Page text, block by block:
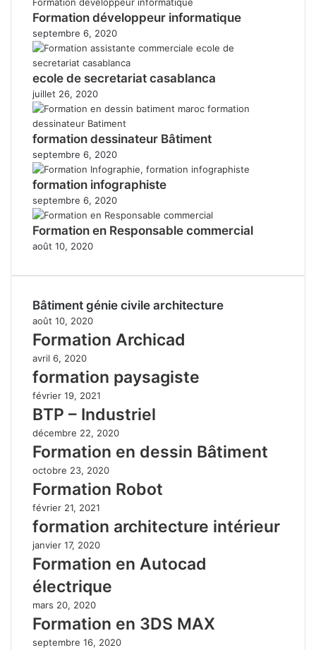
Formation développeur informatique
septembre 6, 2020
ecole de secretariat casablanca
juillet 26, 2020
formation dessinateur Bâtiment
septembre 6, 2020
formation infographiste
septembre 6, 2020
Formation en Responsable commercial
août 10, 2020
Bâtiment génie civile architecture
août 10, 2020
Formation Archicad
avril 6, 2020
formation paysagiste
février 19, 2021
BTP – Industriel
décembre 22, 2020
Formation en dessin Bâtiment
octobre 23, 2020
Formation Robot
février 21, 2021
formation architecture intérieur
janvier 17, 2020
Formation en Autocad
électrique
mars 20, 2020
Formation en 3DS MAX
septembre 16, 2020